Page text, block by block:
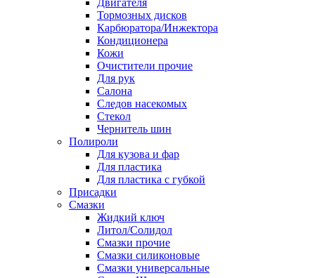
Двигателя
Тормозных дисков
Карбюратора/Инжектора
Кондиционера
Кожи
Очистители прочие
Для рук
Салона
Следов насекомых
Стекол
Чернитель шин
Полироли
Для кузова и фар
Для пластика
Для пластика с губкой
Присадки
Смазки
Жидкий ключ
Литол/Солидол
Смазки прочие
Смазки силиконовые
Смазки универсальные